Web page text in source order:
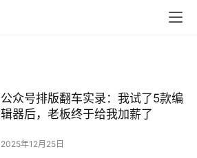
公众号排版翻车实录：我试了5款编
辑器后，老板终于给我加薪了
2025年12月25日